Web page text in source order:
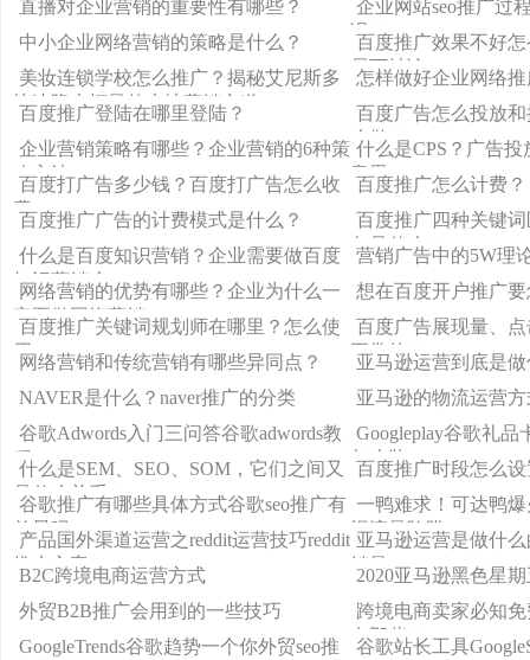
直播对企业营销的重要性有哪些？
企业网站seo推广过
误？
中小企业网络营销的策略是什么？
百度推广效果不好
易下结论
美妆连锁学校怎么推广？揭秘艾尼斯多
快速降本拓量的本地营销之道
怎样做好企业网络推
百度推广登陆在哪里登陆？
百度广告怎么投放
么做？
企业营销策略有哪些？企业营销的6种策
略方法
什么是CPS？广告投
意思
百度打广告多少钱？百度打广告怎么收
费
百度推广怎么计费？
百度推广广告的计费模式是什么？
百度推广四种关键
各是什么？
什么是百度知识营销？企业需要做百度
知识营销么
营销广告中的5W理
网络营销的优势有哪些？企业为什么一
定要做网络营销
想在百度开户推广
百度推广关键词规划师在哪里？怎么使
用
百度广告展现量、
正常的？
网络营销和传统营销有哪些异同点？
亚马逊运营到底是
NAVER是什么？naver推广的分类
亚马逊的物流运营
谷歌Adwords入门三问答谷歌adwords教
程
Googleplay谷歌礼品
怎么装googleplay
什么是SEM、SEO、SOM，它们之间又
是什么关系？
百度推广时段怎么
谷歌推广有哪些具体方式谷歌seo推广有
前景吗
一鸭难求！可达鸭
惕流量陷阱
产品国外渠道运营之reddit运营技巧reddit
推广方案
亚马逊运营是做什
销量
B2C跨境电商运营方式
2020亚马逊黑色星
外贸B2B推广会用到的一些技巧
跨境电商卖家必知
有那些？
GoogleTrends谷歌趋势一个你外贸seo推
谷歌站长工具